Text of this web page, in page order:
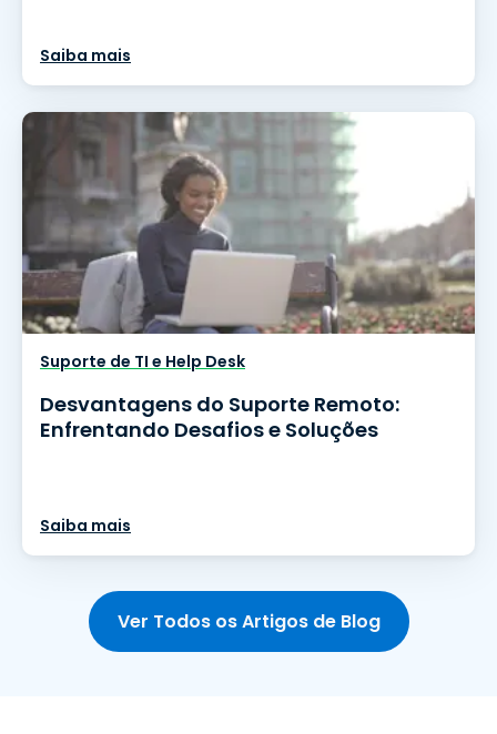
Saiba mais
Suporte de TI e Help Desk
Desvantagens do Suporte Remoto:
Enfrentando Desafios e Soluções
Saiba mais
Ver Todos os Artigos de Blog